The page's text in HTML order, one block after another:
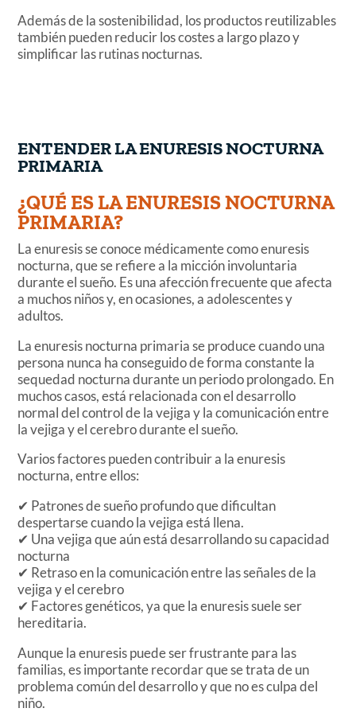
Además de la sostenibilidad, los productos reutilizables
también pueden reducir los costes a largo plazo y
simplificar las rutinas nocturnas.
ENTENDER LA ENURESIS NOCTURNA
PRIMARIA
¿QUÉ ES LA ENURESIS NOCTURNA
PRIMARIA?
La enuresis se conoce médicamente como enuresis
nocturna, que se refiere a la micción involuntaria
durante el sueño. Es una afección frecuente que afecta
a muchos niños y, en ocasiones, a adolescentes y
adultos.
La enuresis nocturna primaria se produce cuando una
persona nunca ha conseguido de forma constante la
sequedad nocturna durante un periodo prolongado. En
muchos casos, está relacionada con el desarrollo
normal del control de la vejiga y la comunicación entre
la vejiga y el cerebro durante el sueño.
Varios factores pueden contribuir a la enuresis
nocturna, entre ellos:
✔ Patrones de sueño profundo que dificultan
despertarse cuando la vejiga está llena.
✔ Una vejiga que aún está desarrollando su capacidad
nocturna
✔ Retraso en la comunicación entre las señales de la
vejiga y el cerebro
✔ Factores genéticos, ya que la enuresis suele ser
hereditaria.
Aunque la enuresis puede ser frustrante para las
familias, es importante recordar que se trata de un
problema común del desarrollo y que no es culpa del
niño.